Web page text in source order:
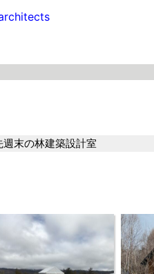
週末の林建築設計室